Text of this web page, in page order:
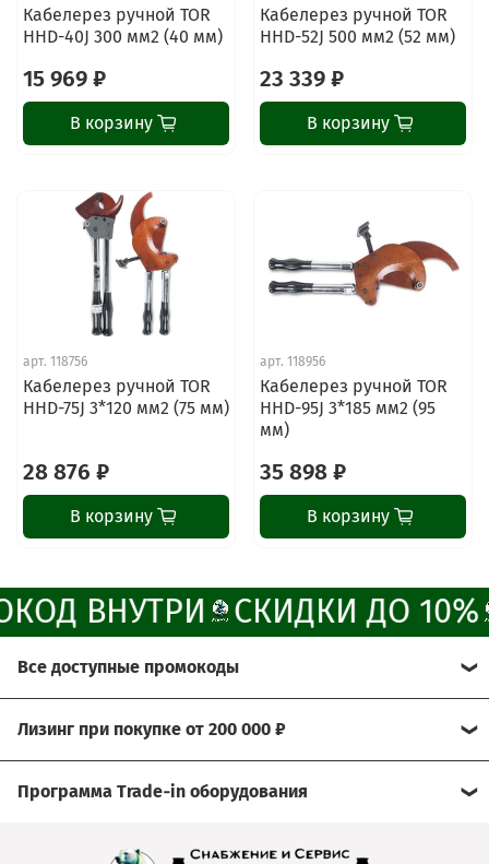
Кабелерез ручной TOR
HHD-40J 300 мм2 (40 мм)
15 969 ₽
В корзину
Кабелерез ручной TOR
HHD-52J 500 мм2 (52 мм)
23 339 ₽
В корзину
арт. 118756
Кабелерез ручной TOR
HHD-75J 3*120 мм2 (75 мм)
28 876 ₽
В корзину
арт. 118956
Кабелерез ручной TOR
HHD-95J 3*185 мм2 (95
мм)
35 898 ₽
В корзину
ВНУТРИ СКИДКИ ДО 10%
Все доступные промокоды
Мы рады предложить Вам возможность
воспользоваться нашими эксклюзивными
Лизинг при покупке от 200 000 ₽
Программа Trade‑in оборудования
ChatApp
online
Наши мессенджеры
Свяжитесь с нами через любой удобный
мессенджер!
Написать менеджеру в MAX
Отдел продаж и сервис
Позвонить
Группа Вконтакте
Канал MAX